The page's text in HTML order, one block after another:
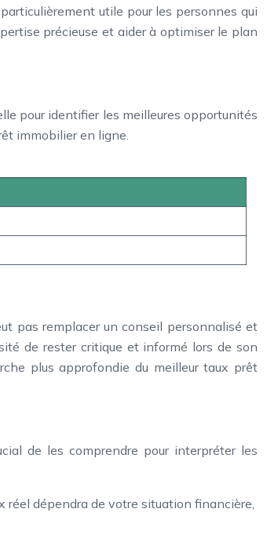
utile pour les personnes qui
précieuse et aider à optimiser le plan
pour identifier les meilleures opportunités
immobilier en ligne.
pas remplacer un conseil personnalisé et
de rester critique et informé lors de son
plus approfondie du meilleur taux prêt
de les comprendre pour interpréter les
réel dépendra de votre situation financière,